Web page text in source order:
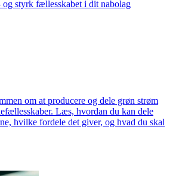
og styrk fællesskabet i dit nabolag
om at producere og dele grøn strøm
Læs, hvordan du kan dele
hvilke fordele det giver, og hvad du skal